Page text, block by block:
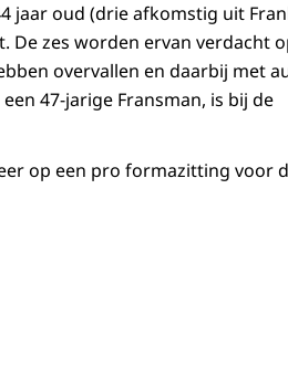
jaar oud (drie afkomstig uit
De zes worden ervan verdacht
overvallen en daarbij met
47-jarige Fransman, is bij de
op een pro formazitting voor